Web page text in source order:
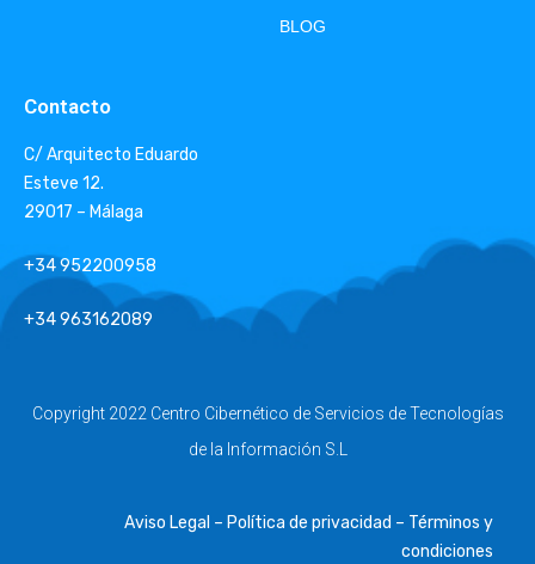
BLOG
Contacto
C/ Arquitecto Eduardo
Esteve 12.
29017 – Málaga
+34 952200958
+34 963162089
Copyright 2022 Centro Cibernético de Servicios de Tecnologías
de la Información S.L
Aviso Legal – Política de privacidad – Términos y
condiciones